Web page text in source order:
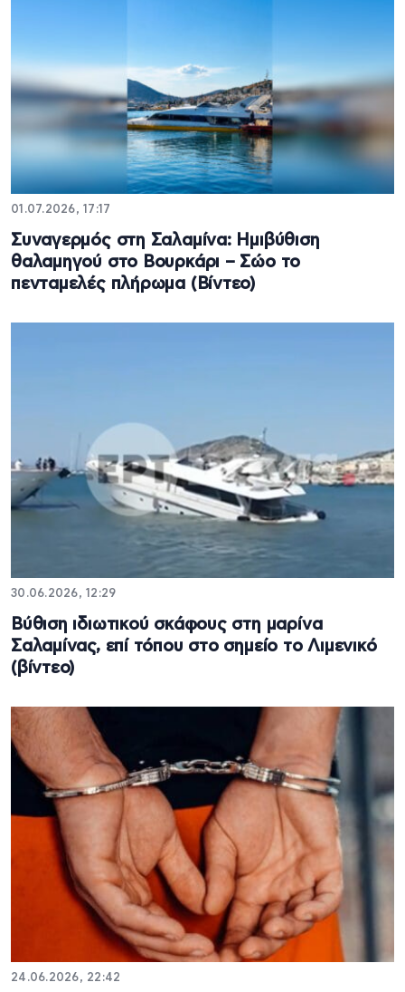
01.07.2026, 17:17
Συναγερμός στη Σαλαμίνα: Ημιβύθιση
θαλαμηγού στο Βουρκάρι – Σώο το
πενταμελές πλήρωμα (Βίντεο)
30.06.2026, 12:29
Βύθιση ιδιωτικού σκάφους στη μαρίνα
Σαλαμίνας, επί τόπου στο σημείο το Λιμενικό
(βίντεο)
24.06.2026, 22:42